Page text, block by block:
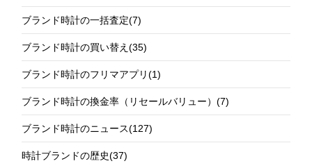
ブランド時計の一括査定(7)
ブランド時計の買い替え(35)
ブランド時計のフリマアプリ(1)
ブランド時計の換金率（リセールバリュー）(7)
ブランド時計のニュース(127)
時計ブランドの歴史(37)